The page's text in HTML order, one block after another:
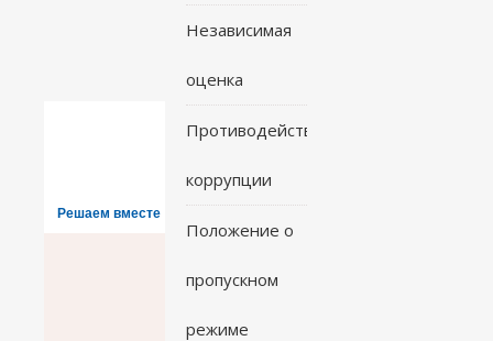
Решаем вместе
Независимая
оценка
Противодействие
коррупции
Положение о
пропускном
режиме